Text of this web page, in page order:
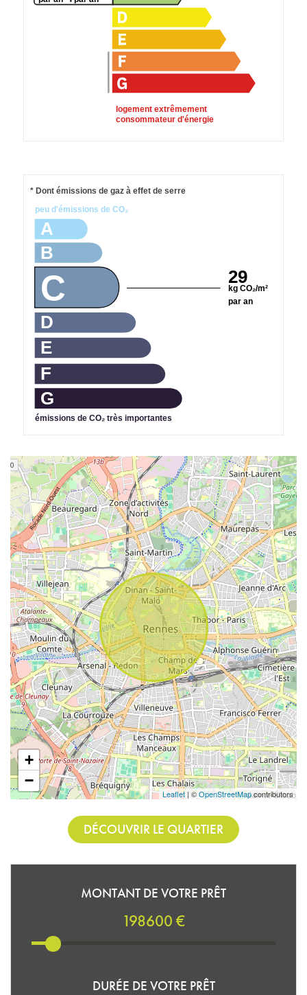
logement extrêmement
consommateur d'énergie
29
kg CO₂/m²
par an
A
B
C
D
E
F
G
émissions de CO₂ très importantes
peu d'émissions de CO₂
* Dont émissions de gaz à effet de serre
+
−
Leaflet| ©OpenStreetMapcontributors
DÉCOUVRIR LE QUARTIER
MONTANT DE VOTRE PRÊT
198600 €
DURÉE DE VOTRE PRÊT